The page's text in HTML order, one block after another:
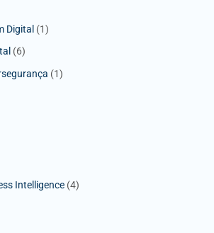
Digital (1)
(6)
(1)
Intelligence (4)